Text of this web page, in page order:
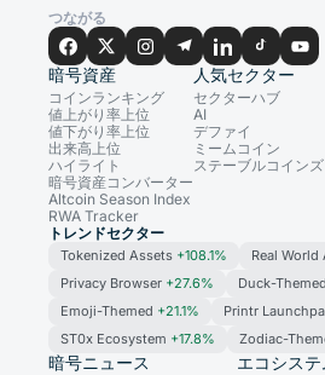
つながる
暗号資産
コインランキング
値上がり率上位
値下がり率上位
出来高上位
ハイライト
暗号資産コンバーター
Altcoin Season Index
RWA Tracker
人気セクター
セクターハブ
AI
デファイ
ミームコイン
ステーブルコインズ
トレンドセクター
Tokenized Assets +108.1% Real World
Privacy Browser +27.6% Duck-Themed
Emoji-Themed +21.1% Printr
ST0x Ecosystem +17.8% Zodiac-
暗号ニュース エコシステ